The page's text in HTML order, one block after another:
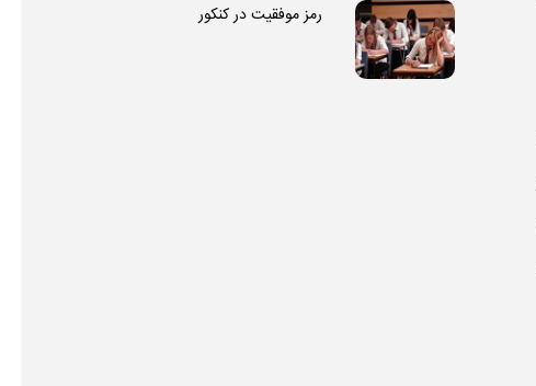
رمز موفقیت در کنکور